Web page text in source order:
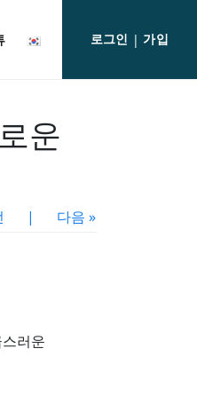
로그인 | 가입
운
| 다음 »
러운